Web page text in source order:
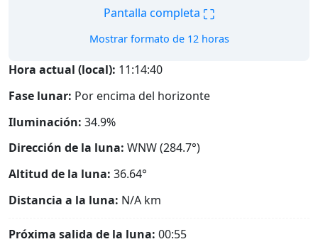
Pantalla completa ⛶
Mostrar formato de 12 horas
Hora actual (local): 11:14:41
Fase lunar: Por encima del horizonte
Iluminación: 34.9%
Dirección de la luna: WNW (284.7°)
Altitud de la luna: 36.64°
Distancia a la luna: N/A km
Próxima salida de la luna: 00:55